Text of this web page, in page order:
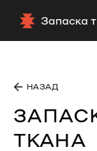
Запаска
НАЗАД
ТКАНА